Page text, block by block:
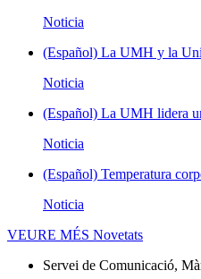
Noticia
(Español) La UMH y la
Noticia
(Español) La UMH lidera
Noticia
(Español) Temperatura
Noticia
VEURE MÉS Novetats
Servei de Comunicació,